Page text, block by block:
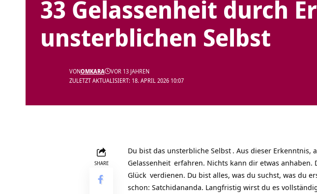
33 Gelassenheit durch
unsterblichen Selbst
ZULETZT AKTUALISIERT: 18. APRIL 2026 10:07
VONOMKARA VOR 13 JAHREN
SHARE
Du bist das unsterbliche Selbst . Aus dieser Erkenntnis,
Gelassenheit erfahren. Nichts kann dir etwas
Glück verdienen. Du bist alles, was du suchst, was du
schon: Satchidananda. Langfristig wirst du es